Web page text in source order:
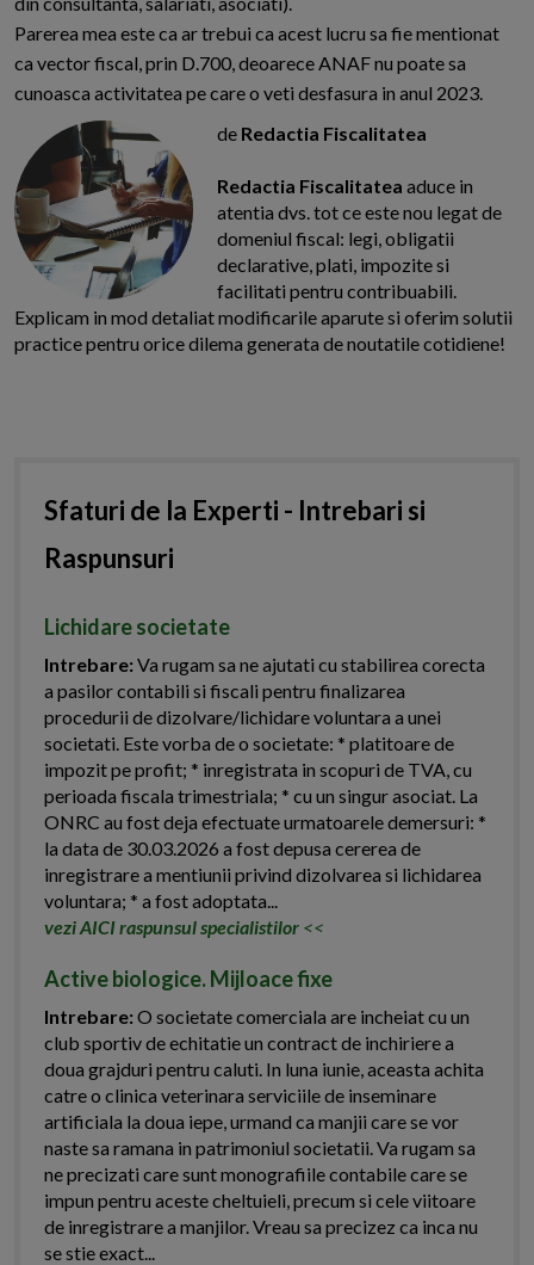
Parerea mea este ca ar trebui ca acest lucru sa fie mentionat
ca vector fiscal, prin D.700, deoarece ANAF nu poate sa
cunoasca activitatea pe care o veti desfasura in anul 2023.
de Redactia Fiscalitatea
Redactia Fiscalitatea aduce in
atentia dvs. tot ce este nou legat de
domeniul fiscal: legi, obligatii
declarative, plati, impozite si
facilitati pentru contribuabili.
Explicam in mod detaliat modificarile aparute si oferim solutii
practice pentru orice dilema generata de noutatile cotidiene!
Sfaturi de la Experti - Intrebari si
Raspunsuri
Lichidare societate
Intrebare:Va rugam sa ne ajutati cu stabilirea corecta
a pasilor contabili si fiscali pentru finalizarea
procedurii de dizolvare/lichidare voluntara a unei
societati. Este vorba de o societate: * platitoare de
impozit pe profit; * inregistrata in scopuri de TVA, cu
perioada fiscala trimestriala; * cu un singur asociat. La
ONRC au fost deja efectuate urmatoarele demersuri: *
la data de 30.03.2026 a fost depusa cererea de
inregistrare a mentiunii privind dizolvarea si lichidarea
voluntara; * a fost adoptata...
vezi AICI raspunsul specialistilor <<
Active biologice. Mijloace fixe
Intrebare:O societate comerciala are incheiat cu un
club sportiv de echitatie un contract de inchiriere a
doua grajduri pentru caluti. In luna iunie, aceasta achita
catre o clinica veterinara serviciile de inseminare
artificiala la doua iepe, urmand ca manjii care se vor
naste sa ramana in patrimoniul societatii. Va rugam sa
ne precizati care sunt monografiile contabile care se
impun pentru aceste cheltuieli, precum si cele viitoare
de inregistrare a manjilor. Vreau sa precizez ca inca nu
se stie exact...